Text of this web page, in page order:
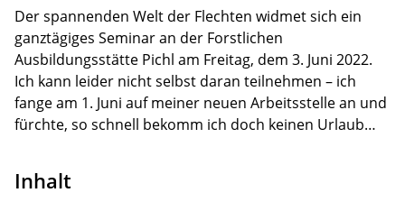
Der spannenden Welt der Flechten widmet sich ein
ganztägiges Seminar an der Forstlichen
Ausbildungsstätte Pichl am Freitag, dem 3. Juni 2022.
Ich kann leider nicht selbst daran teilnehmen – ich
fange am 1. Juni auf meiner neuen Arbeitsstelle an und
fürchte, so schnell bekomm ich doch keinen Urlaub…
Inhalt